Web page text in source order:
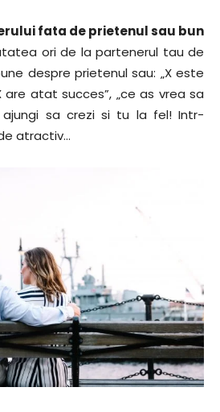
fata de prietenul sau bun
ori de la partenerul tau de
despre prietenul sau: „X este
are atat succes”, „ce as vrea sa
sa crezi si tu la fel! Intr-
atractiv…